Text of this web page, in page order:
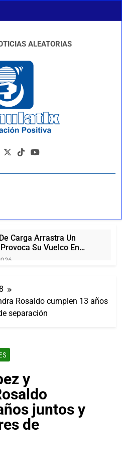
ALEATORIAS
Positiva
Carga Arrastra Un
Su Vuelco En
detenerla
vandalos pintando
alumbrado público en
las carcachas en
los jóvenes defendemos
y construimos el futuro
Ana Lilia Rivera
Lucía Arce aprobación
2025 de SPM;
serán subsanadas
Salas se olvida de OFS
en foca aplaudidora
8
Rosaldo cumplen 13 años
separación
y
juntos y
de